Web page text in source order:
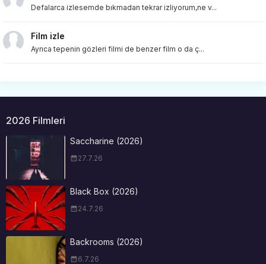
Defalarca izlesemde bıkmadan tekrar izliyorum,ne v...
Film izle
Ayrıca tepenin gözleri filmi de benzer film o da ç...
2026 Filmleri
Saccharine (2026)
27.7.26
Black Box (2026)
24.7.26
Backrooms (2026)
6.7.26